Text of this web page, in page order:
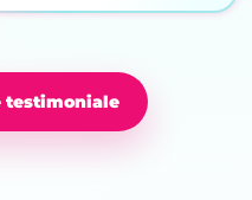
testimoniale